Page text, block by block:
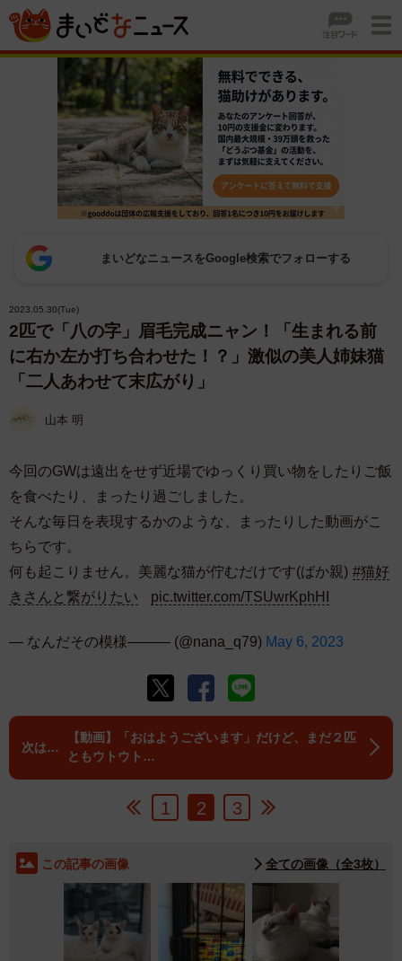
まいどなニュースをGoogle検索でフォローする
2023.05.30(Tue)
2匹で「八の字」眉毛完成ニャン！「生まれる前
に右か左か打ち合わせた！？」激似の美人姉妹猫
「二人あわせて末広がり」
山本 明
今回のGWは遠出をせず近場でゆっくり買い物をしたりご飯
を食べたり、まったり過ごしました。
そんな毎日を表現するかのような、まったりした動画がこ
ちらです。
何も起こりません。美麗な猫が佇むだけです(ばか親) #猫好
きさんと繋がりたい
pic.twitter.com/TSUwrKphHI
— なんだその模様——— (@nana_q79) May 6, 2023
【動画】「おはようございます」だけど、まだ２匹
ともウトウト…
1 2 3
この記事の画像 全ての画像（全3枚）